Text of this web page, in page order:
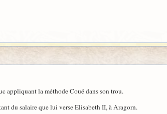
appliquant la méthode Coué dans son trou.
du salaire que lui verse Elisabeth II, à Aragorn.